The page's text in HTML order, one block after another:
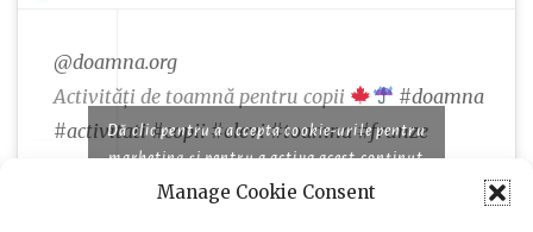
Manage Cookie Consent
@doamna.org
Activități de toamnă pentru copii
#doamna
#activitati #copii #elevi #toamna #frunze
♬ Famous piano songs for comedy and cooking
Dă clic pentru a accepta cookie-urile pentru
marketing și pentru a activa acest conținut